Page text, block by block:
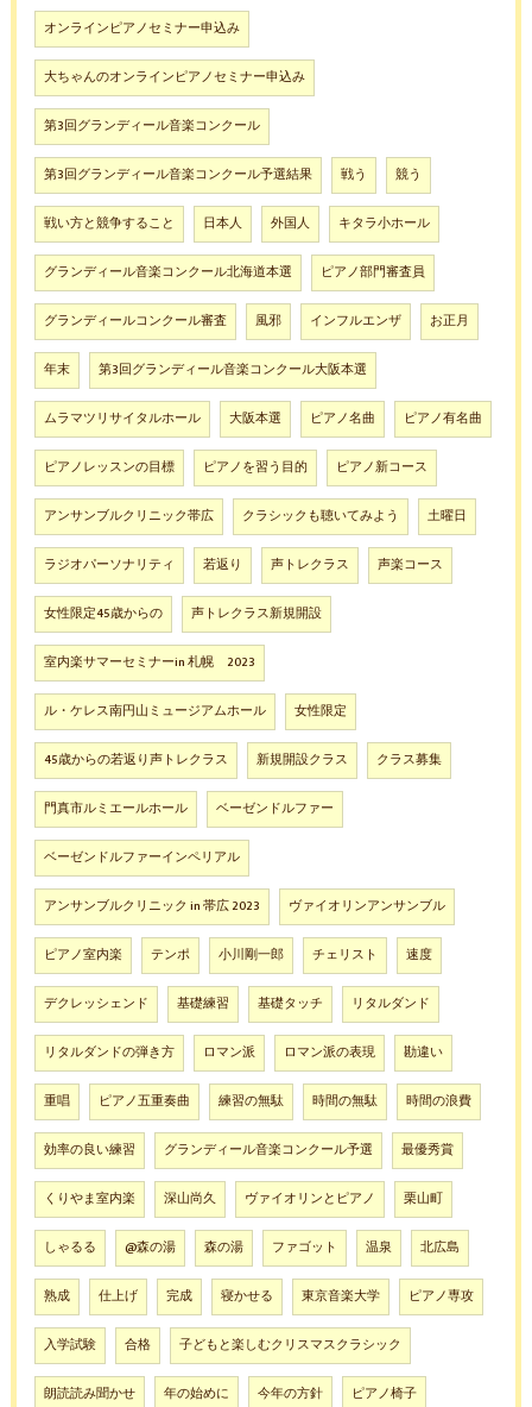
オンラインピアノセミナー申込み
大ちゃんのオンラインピアノセミナー申込み
第3回グランディール音楽コンクール
第3回グランディール音楽コンクール予選結果 戦う 競う
戦い方と競争すること 日本人 外国人 キタラ小ホール
グランディール音楽コンクール北海道本選 ピアノ部門審査員
グランディールコンクール審査 風邪 インフルエンザ お正月
年末 第3回グランディール音楽コンクール大阪本選
ムラマツリサイタルホール 大阪本選 ピアノ名曲 ピアノ有名曲
ピアノレッスンの目標 ピアノを習う目的 ピアノ新コース
アンサンブルクリニック帯広 クラシックも聴いてみよう 土曜日
ラジオパーソナリティ 若返り 声トレクラス 声楽コース
女性限定45歳からの 声トレクラス新規開設
室内楽サマーセミナーin 札幌 2023
ル・ケレス南円山ミュージアムホール 女性限定
45歳からの若返り声トレクラス 新規開設クラス クラス募集
門真市ルミエールホール ベーゼンドルファー
ベーゼンドルファーインペリアル
アンサンブルクリニック in 帯広 2023 ヴァイオリンアンサンブル
ピアノ室内楽 テンポ 小川剛一郎 チェリスト 速度
デクレッシェンド 基礎練習 基礎タッチ リタルダンド
リタルダンドの弾き方 ロマン派 ロマン派の表現 勘違い
重唱 ピアノ五重奏曲 練習の無駄 時間の無駄 時間の浪費
効率の良い練習 グランディール音楽コンクール予選 最優秀賞
くりやま室内楽 深山尚久 ヴァイオリンとピアノ 栗山町
しゃるる @森の湯 森の湯 ファゴット 温泉 北広島
熟成 仕上げ 完成 寝かせる 東京音楽大学 ピアノ専攻
入学試験 合格 子どもと楽しむクリスマスクラシック
朗読読み聞かせ 年の始めに 今年の方針 ピアノ椅子